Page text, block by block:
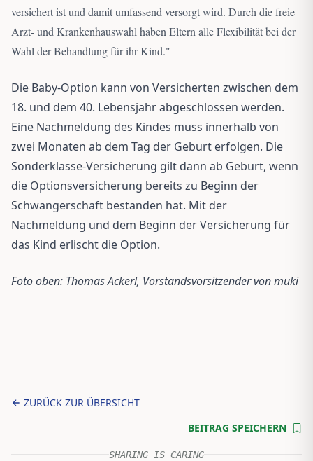
versichert ist und damit umfassend versorgt wird. Durch die freie
Arzt- und Krankenhauswahl haben Eltern alle Flexibilität bei der
Wahl der Behandlung für ihr Kind."
Die Baby-Option kann von Versicherten zwischen dem
18. und dem 40. Lebensjahr abgeschlossen werden.
Eine Nachmeldung des Kindes muss innerhalb von
zwei Monaten ab dem Tag der Geburt erfolgen. Die
Sonderklasse-Versicherung gilt dann ab Geburt, wenn
die Optionsversicherung bereits zu Beginn der
Schwangerschaft bestanden hat. Mit der
Nachmeldung und dem Beginn der Versicherung für
das Kind erlischt die Option.
Foto oben: Thomas Ackerl, Vorstandsvorsitzender von muki
ZURÜCK ZUR ÜBERSICHT
BEITRAG SPEICHERN
SHARING IS CARING